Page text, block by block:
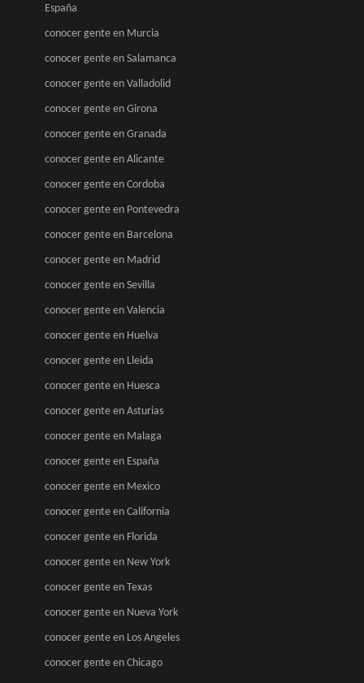
España
conocer gente en Murcia
conocer gente en Salamanca
conocer gente en Valladolid
conocer gente en Girona
conocer gente en Granada
conocer gente en Alicante
conocer gente en Cordoba
conocer gente en Pontevedra
conocer gente en Barcelona
conocer gente en Madrid
conocer gente en Sevilla
conocer gente en Valencia
conocer gente en Huelva
conocer gente en Lleida
conocer gente en Huesca
conocer gente en Asturias
conocer gente en Malaga
conocer gente en España
conocer gente en Mexico
conocer gente en California
conocer gente en Florida
conocer gente en New York
conocer gente en Texas
conocer gente en Nueva York
conocer gente en Los Angeles
conocer gente en Chicago